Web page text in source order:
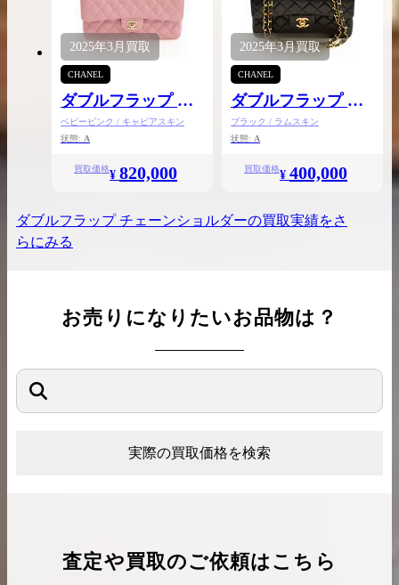
2025年3月 買取
CHANEL
ダブルフラップ チ
ェーンショルダー
25
ベビーピンク / キャビアスキン
状態: A
買取価格¥ 820,000
2025年3月買取
CHANEL
ダブルフラップ チ
ェーンショルダー
23
ブラック / ラムスキン
状態: A
買取価格¥ 400,000
ダブルフラップ チェーンショルダーの買取実績をさ
らにみる
お売りになりたいお品物は？
実際の買取価格を検索
査定や買取のご依頼はこちら